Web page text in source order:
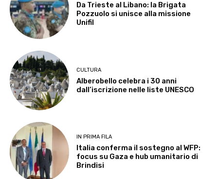
Da Trieste al Libano: la Brigata
Pozzuolo si unisce alla missione
Unifil
CULTURA
Alberobello celebra i 30 anni
dall’iscrizione nelle liste UNESCO
IN PRIMA FILA
Italia conferma il sostegno al WFP:
focus su Gaza e hub umanitario di
Brindisi